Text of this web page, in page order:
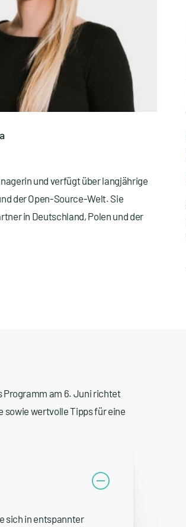
und verfügt über langjährige
der Open-Source-Welt. Sie
in Deutschland, Polen und der
am 6. Juni richtet
sowie wertvolle Tipps für eine
sich in entspannter